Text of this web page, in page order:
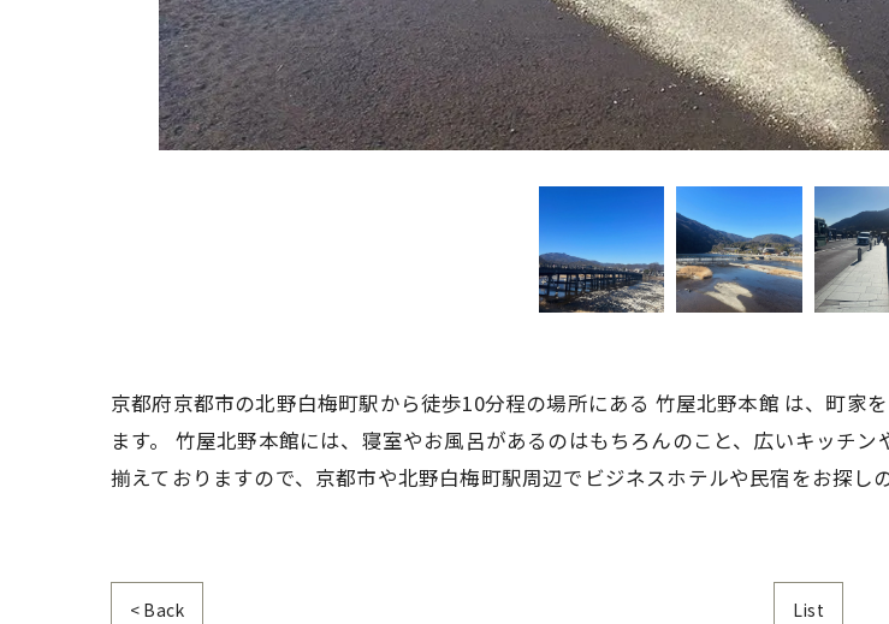
京都府京都市の北野白梅町駅から徒歩10分程の場所にある 竹屋北野本館 は、町家
ます。 竹屋北野本館には、寝室やお風呂があるのはもちろんのこと、広いキッチ
揃えておりますので、京都市や北野白梅町駅周辺でビジネスホテルや民宿をお探し
< Back List